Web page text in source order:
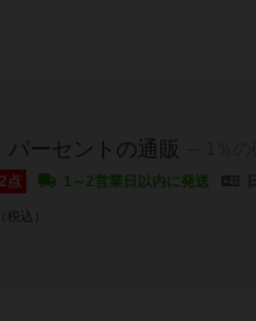
パーセントの通販
点 1～2営業日以内に発送
（税込）